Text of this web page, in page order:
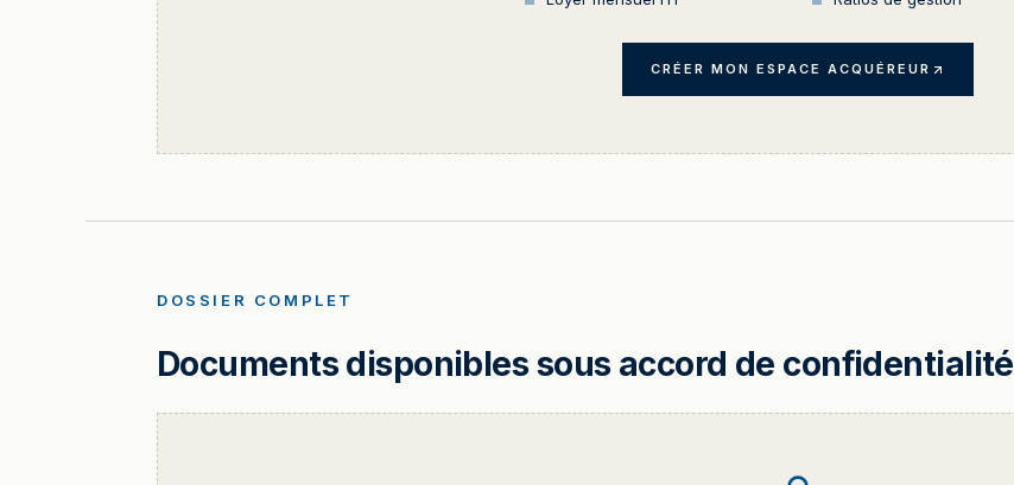
CRÉER MON ESPACE ACQUÉREUR
DOSSIER COMPLET
Documents disponibles sous accord de confidentialité